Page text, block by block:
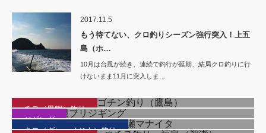
2017.11.5
もう待てない、クロ釣りシーズン強行突入！上五
島（ホ…
10月は台風が続き、連続で釣行が延期、結局クロ釣りに行
けないまま11月に突入しま…
クロ（グレ・メジナ）釣り
食い渋りに苦戦、GWの古志岐三礁（北東のカド）釣行
チヌ（黒鯛）釣り
ジギング
七里ヶ曽根ブリジギング
クロ（グレ・メジナ）釣り
磯クロ上昇気配！？黒母瀬マナイタ
GW（こどもの日）のチヌ釣り、福島（鵜瀬）